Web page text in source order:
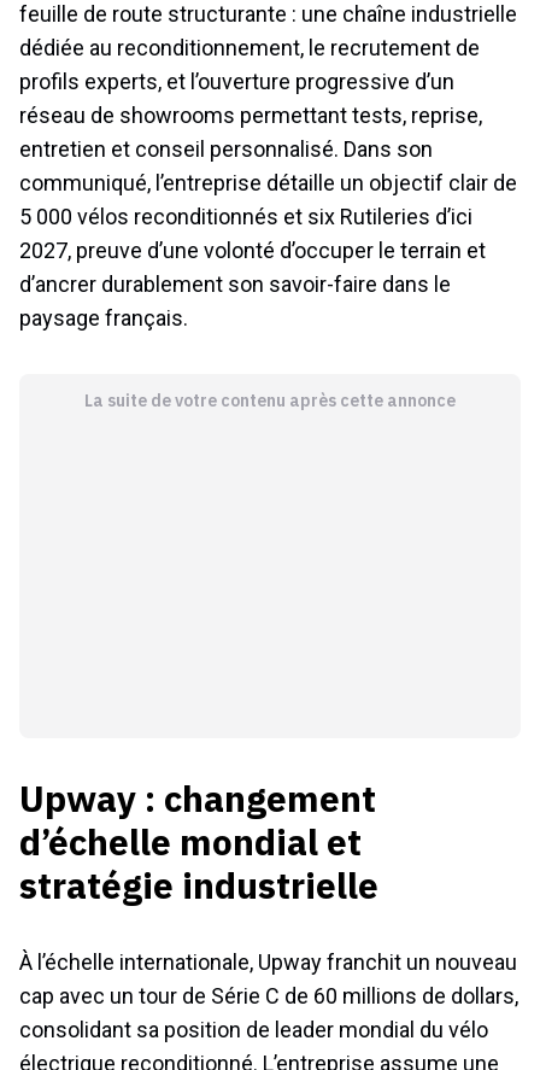
feuille de route structurante : une chaîne industrielle
dédiée au reconditionnement, le recrutement de
profils experts, et l’ouverture progressive d’un
réseau de showrooms permettant tests, reprise,
entretien et conseil personnalisé. Dans son
communiqué, l’entreprise détaille un objectif clair de
5 000 vélos reconditionnés et six Rutileries d’ici
2027, preuve d’une volonté d’occuper le terrain et
d’ancrer durablement son savoir-faire dans le
paysage français.
La suite de votre contenu après cette annonce
Upway : changement
d’échelle mondial et
stratégie industrielle
À l’échelle internationale, Upway franchit un nouveau
cap avec un tour de Série C de 60 millions de dollars,
consolidant sa position de leader mondial du vélo
électrique reconditionné. L’entreprise assume une